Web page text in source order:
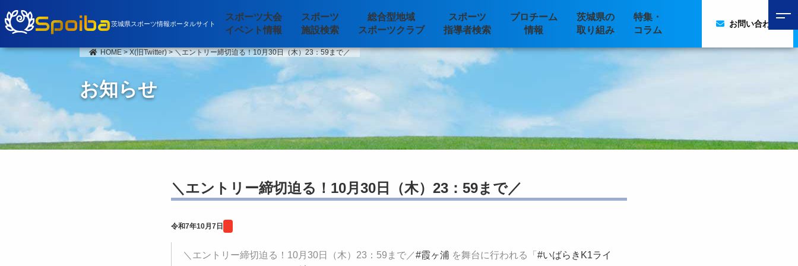
Spoiba茨城県スポーツ情報ポータルサイト
スポーツ大会
イベント情報
スポーツ
施設検索
総合型地域
スポーツクラブ
スポーツ
指導者検索
プロチーム
情報
茨城県の
取り組み
特集・
コラム
お問い合わせ
HOME>X(旧Twitter)>＼エントリー締切迫る！10月30日（木）23：59まで／
お知らせ
＼エントリー締切迫る！10月30日（木）23：59まで／
令和7年10月7日
＼エントリー締切迫る！10月30日（木）23：59まで／#霞ヶ浦 を舞台に行われる「 #いばらきK1ライ